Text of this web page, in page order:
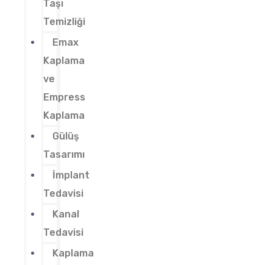
Taşı
Temizliği
Emax
Kaplama
ve
Empress
Kaplama
Gülüş
Tasarımı
İmplant
Tedavisi
Kanal
Tedavisi
Kaplama